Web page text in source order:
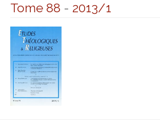
Tome 88 - 2013/1